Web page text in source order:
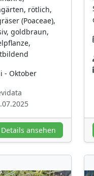
rötlich,
(Poaceae),
goldbraun,
- Oktober
ansehen